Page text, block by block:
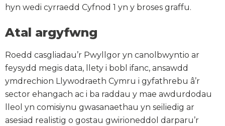
hyn wedi cyrraedd Cyfnod 1 yn y broses graffu.
Atal argyfwng
Roedd casgliadau’r Pwyllgor yn canolbwyntio ar
feysydd megis data, llety i bobl ifanc, ansawdd
ymdrechion Llywodraeth Cymru i gyfathrebu â’r
sector ehangach ac i ba raddau y mae awdurdodau
lleol yn comisiynu gwasanaethau yn seiliedig ar
asesiad realistig o gostau gwirioneddol darparu’r